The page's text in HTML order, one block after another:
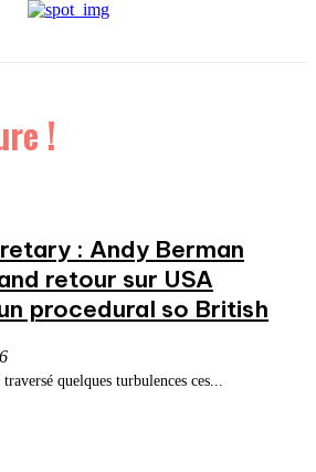
!
: Andy Berman
retour sur USA
procedural so British
quelques turbulences ces...